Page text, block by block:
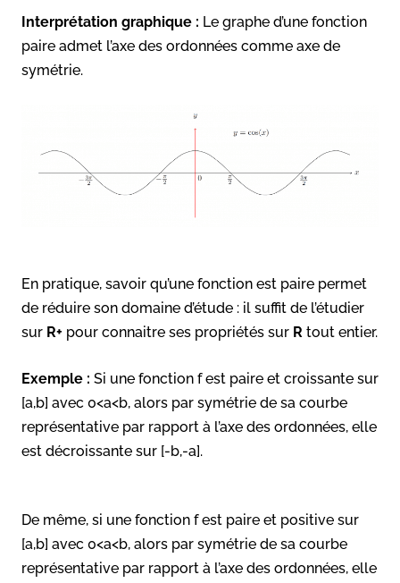
Interprétation graphique : Le graphe d’une fonction
paire admet l’axe des ordonnées comme axe de
symétrie.
En pratique, savoir qu’une fonction est paire permet
de réduire son domaine d’étude : il suffit de l’étudier
sur R+ pour connaitre ses propriétés sur R tout entier.
Exemple : Si une fonction f est paire et croissante sur
[a,b] avec 0<a<b, alors par symétrie de sa courbe
représentative par rapport à l’axe des ordonnées, elle
est décroissante sur [-b,-a].
De même, si une fonction f est paire et positive sur
[a,b] avec 0<a<b, alors par symétrie de sa courbe
représentative par rapport à l’axe des ordonnées, elle